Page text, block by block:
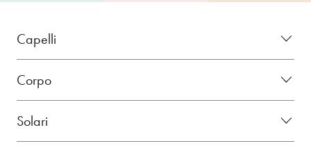
Capelli
Corpo
Solari